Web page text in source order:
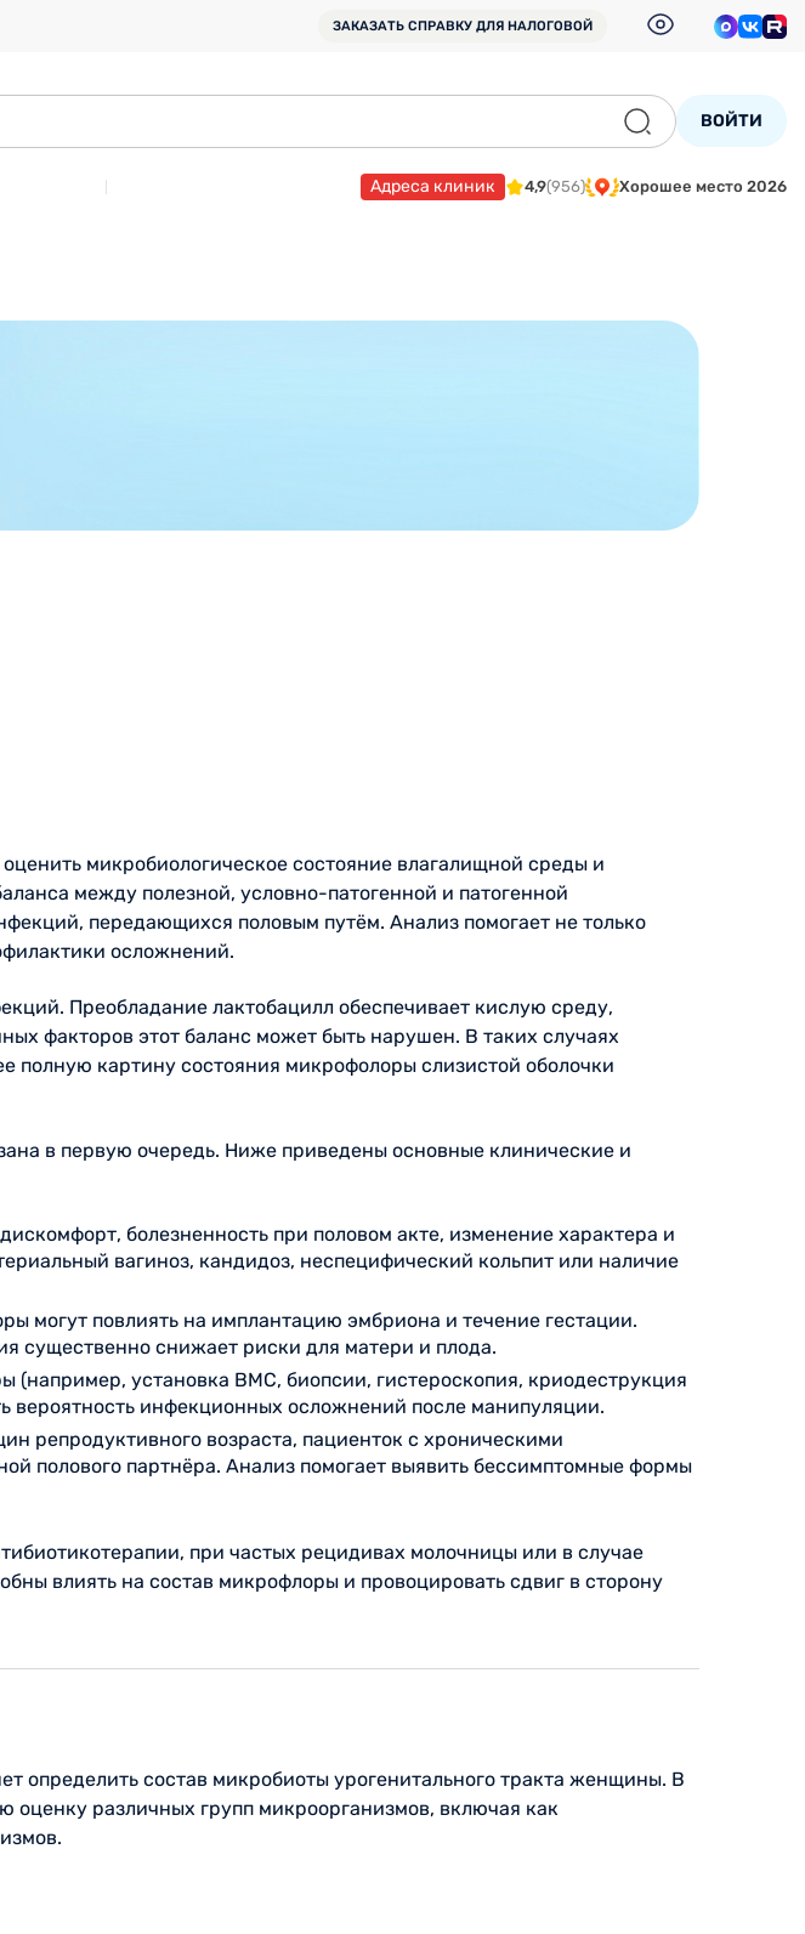
ЗАКАЗАТЬ СПРАВКУ ДЛЯ НАЛОГОВОЙ
ВОЙТИ
Адреса клиник 4,9(956) Хорошее место 2026
микробиологическое состояние влагалищной среды и
между полезной, условно-патогенной и патогенной
передающихся половым путём. Анализ помогает не только
осложнений.
Преобладание лактобацилл обеспечивает кислую среду,
факторов этот баланс может быть нарушен. В таких случаях
полную картину состояния микрофолоры слизистой оболочки
в первую очередь. Ниже приведены основные клинические и
болезненность при половом акте, изменение характера и
вагиноз, кандидоз, неспецифический кольпит или наличие
могут повлиять на имплантацию эмбриона и течение гестации.
существенно снижает риски для матери и плода.
установка ВМС, биопсии, гистероскопия, криодеструкция
вероятность инфекционных осложнений после манипуляции.
репродуктивного возраста, пациенток с хроническими
полового партнёра. Анализ помогает выявить бессимптомные формы
при частых рецидивах молочницы или в случае
влиять на состав микрофлоры и провоцировать сдвиг в сторону
определить состав микробиоты урогенитального тракта женщины. В
оценку различных групп микроорганизмов, включая как